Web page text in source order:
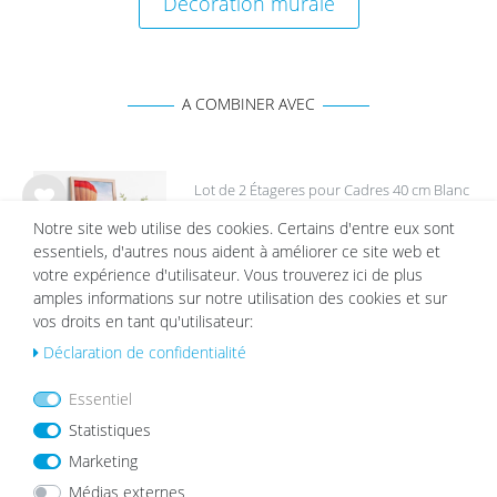
A COMBINER AVEC
List
e de
sou
hait
s
Lot de 2 Étageres pour Cadres 40 cm Blanc
22,99 €
List
sou
hait
Notre site web utilise des cookies. Certains d'entre eux sont
essentiels, d'autres nous aident à améliorer ce site web et
votre expérience d'utilisateur. Vous trouverez ici de plus
amples informations sur notre utilisation des cookies et sur
vos droits en tant qu'utilisateur:
Déclaration de confidentialité
Essentiel
Statistiques
Marketing
Médias externes